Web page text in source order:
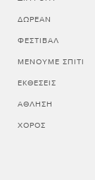
ΔΩΡΕΆΝ
ΦΕΣΤΙΒΆΛ
ΜΈΝΟΥΜΕ ΣΠΊΤΙ
ΕΚΘΈΣΕΙΣ
ΆΘΛΗΣΗ
ΧΟΡΌΣ